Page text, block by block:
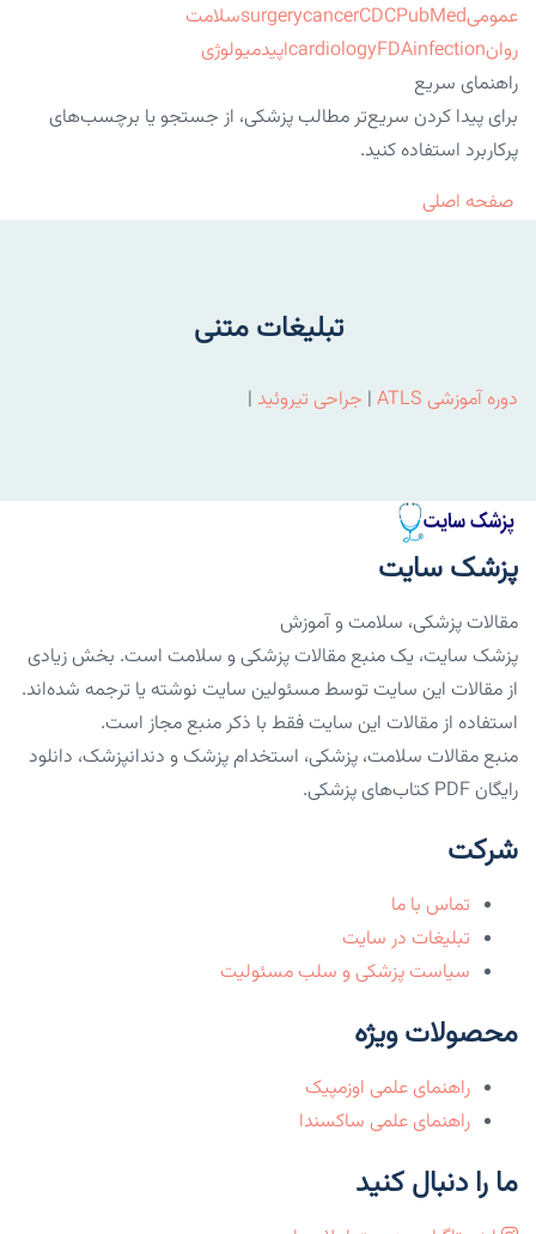
عمومی
surgerycancerCDCPubMed
سلامت
روان
cardiologyFDAinfection
اپیدمیولوژی
راهنمای سریع
برای پیدا کردن سریع‌تر مطالب پزشکی، از جستجو یا برچسب‌های
پرکاربرد استفاده کنید.
صفحه اصلی
تبلیغات متنی
دوره آموزشی ATLS | جراحی تیروئید |
پزشک سایت
مقالات پزشکی، سلامت و آموزش
پزشک سایت، یک منبع مقالات پزشکی و سلامت است. بخش زیادی
از مقالات این سایت توسط مسئولین سایت نوشته یا ترجمه شده‌اند.
استفاده از مقالات این سایت فقط با ذکر منبع مجاز است.
منبع مقالات سلامت، پزشکی، استخدام پزشک و دندانپزشک، دانلود
رایگان PDF کتاب‌های پزشکی.
شرکت
تماس با ما
تبلیغات در سایت
سیاست پزشکی و سلب مسئولیت
محصولات ویژه
راهنمای علمی اوزمپیک
راهنمای علمی ساکسندا
ما را دنبال کنید